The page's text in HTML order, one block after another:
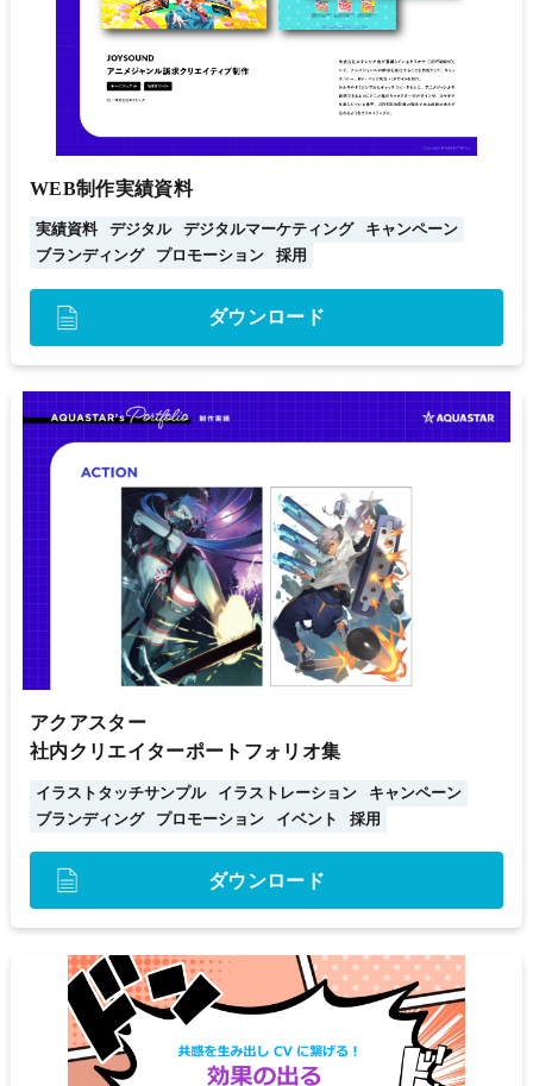
WEB制作実績資料
実績資料 デジタル デジタルマーケティング
キャンペーン
ブランディング
プロモーション 採用
ダウンロード
アクアスター
社内クリエイターポートフォリオ集
イラストタッチサンプル イラストレーション
キャンペーン
ブランディング
プロモーション イベント 採用
ダウンロード